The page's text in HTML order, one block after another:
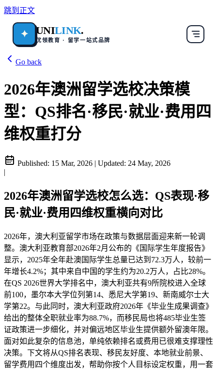
跳到正文
✦ UNILINK.
优领教育 · 留学一站式品牌
Go back
2026年澳洲留学选校决策模
型：QS排名·移民·就业·费用四
维权重打分
Published: 15 Mar, 2026 | Updated: 24 May, 2026
|
2026年澳洲留学选校怎么选：QS表现·移
民·就业·费用四维权重横向对比
2026年，澳大利亚留学市场在政策与数据层面迎来新一轮调
整。澳大利亚教育部2026年2月公布的《国际学生年度报告》
显示，2025年全年赴澳国际学生总量已达到72.3万人，较前一
年增长4.2%；其中来自中国的学生约为20.2万人，占比28%。
在QS 2026世界大学排名中，澳大利亚共有9所院校进入全球
前100，墨尔本大学位列第14、悉尼大学第19、新南威尔士大
学第22。与此同时，澳大利亚政府2026年《毕业生成果调查》
给出的整体全职就业率为88.7%，而移民局也将485毕业生签
证政策进一步细化，并对偏远地区毕业生提供额外留澳年限。
面对如此复杂的信息池，单纯依赖排名或费用已很难支撑理性
决策。下文将从QS排名表现、移民友好度、本地就业前景、
留学费用四个维度出发，帮助你按个人目标设定权重，用一套